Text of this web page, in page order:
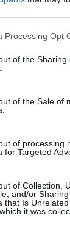
Processing Opt
of the Sharing
of the Sale of
of processing
for Targeted
of Collection,
and/or
that Is
it was
Ezzel
hoztunk
míg a